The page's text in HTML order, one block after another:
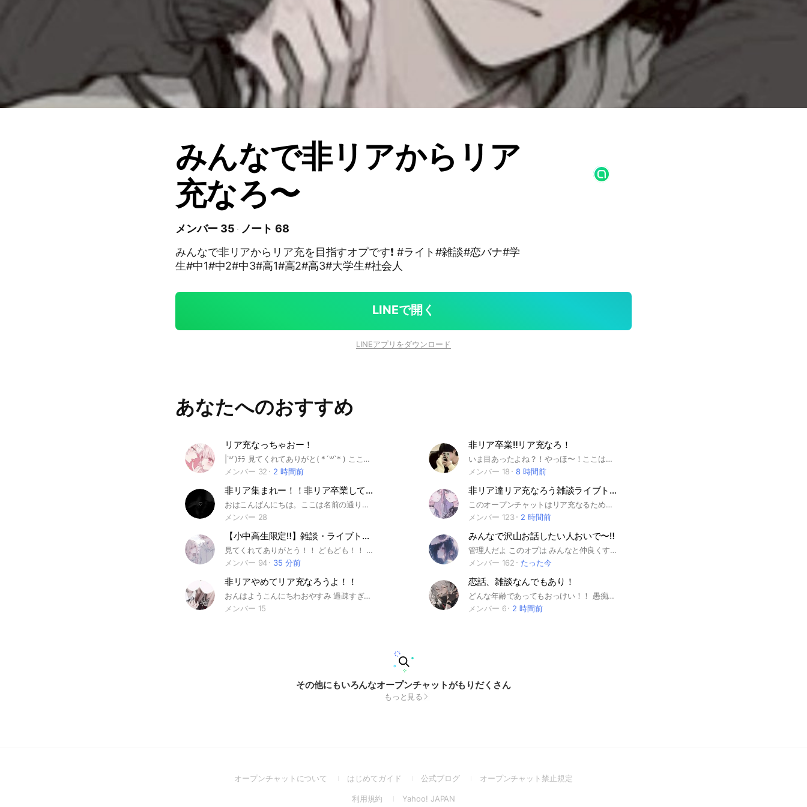
みんなで非リアからリア
充なろ〜
メンバー 35
ノート 68
みんなで非リアからリア充を目指すオプです❗️ #ライト#雑談#恋バナ#学
生#中1#中2#中3#高1#高2#高3#大学生#社会人
LINEで開く
LINEアプリをダウンロード
あなたへのおすすめ
リア充なっちゃおー！
|˙꒳​˙)ﾁﾗ 見てくれてありがと( *´꒳`* ) ここはリア充になるところ！！ それだけじゃなくて雑談や恋バナ、ペア画も出来ちゃうかも！？ 気になったら入ってくれたら嬉しいな〜(〃´ . .̫ . `) じゃあ中で待ってるよー！ ※初期アイコンは承認通さないよ！ #非リア民#リア充民#ペア画#雑談#恋バナ#リア充なっちゃお？
メンバー 32
2 時間前
非リア卒業‼️リア充なろ！
いま目あったよね？！やっほ〜！ここは非リアの人がリア充になれる場所！ここではネッ友作ってもいいし雑談もおっけ〜！みたら試しに入ってみて！ ＃非リア ＃リア充 ＃リア友 ＃雑談
メンバー 18
8 時間前
非リア集まれー！！非リア卒業してリア充なろー！
おはこんばんにちは。ここは名前の通り非リアで集まってリア充になるところです！雑談やペア画、ライブートークめちゃめちゃやってます できて間もないオプなので今入ってきたら古参だよ！100人目指してるんで入ってきてくださいお願いします！もうそろ承認制にするので入ってくるなら今のうちかも #ライブトーク#恋愛相談#雑談#学生#ペア画
メンバー 28
非リア達リア充なろう雑談ライブトーク
このオープンチャットはリア充なるためのオプです。非リア以外も全然来てください！雑談目的でも構いません！ 入ったらだいじなノートを確認お願いします。 とりあえず荒らし、悪口、下ネタはダメということだけここにかかせていただきます。 自己紹介は任意です。 ライブトークなどたくさんやっていきたいのでぜひ来てください！ #リア充#非リア#雑談#人参丸#暇人#ライブトーク#学生
メンバー 123
2 時間前
【小中高生限定‼️】雑談・ライブトーク！！
見てくれてありがとう！！ どもども！！ ここは、中高生限定のオープンチャットです！ 気軽に入ってね☆ ルールは、基本常識守ればOK⭕️ 即抜け、無言退出OK🙆‍♀️ 荒らしさんは、回れ右‼️ ※中高生じゃない人、ルール守れない人は即退場です！❌ 性別はもちろん関係なし！一緒に青春したり、勉強したり、お話ししたり、歌ったり、ゲームしたり、ペア画したり、その他いろいろ！！ ライトたくさん開こうと思ってます！ なので… 高浮上の方！！ライブトーク好きな方！！暇な方絶対来て欲しいです！！ 新規さんが少しでも浮上出来るように全力で頑張りますᕦ(ò_óˇ)ᕤ そして、悩みがある方も気軽に来てください！！相談にできる限り頑張って乗ります！ 不登校の子も気軽においで！！ また、みんなの居場所にできるように、一緒にこのオプを育てていきたいなと思っているので協力してほしいです！ ※少人数部屋あります！！😏 自分に合わなかったら全然抜けてOKなので、一回入ってみて欲しいな！！ 目指せ300人！！✨ 中で待ってるねー！！ ーーーーーーーーーーーーーーーーーーーーーー作成:12/11 #雑談#相談#恋バナ#ライブトーク#ライト#中高生#中学生#中1#中一#中2#中二#中3#中三#高校生#高1#高一#高2#高二#高3#高三#運動部#文化部#学生#不登校#アニメ#漫画#ボカロ#オタク#推し活#暇人#暇#ペア画#ネッ友#歌枠#カラオケ#勉強#男女#男子#女子#リア充#非リア#イケボ#カワボ#ショタボ#ギター#ドラム#楽器 #ゲーム好き#スプラ#フォトナ#プロセカ#Apex#ポケモン
メンバー 94
35 分前
みんなで沢山お話したい人おいで〜‼️
管理人だよ このオプは みんなと仲良くすること・仲良くなろうとすること が絶対条件❕ 喧嘩腰だったり、みんなと仲良くする気がない人は、周りから嫌われたり副官判断で蹴られる場合があります😿 ⚠️ 界隈民について 界隈民の参加はご遠慮ください。 平和民でも、身内ネタが多すぎると他のメンバーが会話に入りづらくなってしまいます💦 みんなが楽しめるオプにしたいので、ご理解お願いします🙏 💖 大歓迎な人 💖 * 荒野民 * 雑談したい子 * 暇つぶししたい子 * 惚気したい子 みんなで楽しくお話しよう❕🥳✨ 💕彼氏・彼女の惚気大歓迎❕ 恋人がいる子もいない子も気軽においで〜❕ #スプラ#スマブラ#大乱闘#Switch#荒野行動#荒野#雑談#相談#恋愛相談#リア充#非リア#彼氏#彼女#ライト#ライブトーク#暇つぶし#学生#大人#誰でも歓迎
メンバー 162
たった今
非リアやめてリア充なろうよ！！
おんはようこんにちわおやすみ 過疎すぎるので誰か盛り上げてくれる人きてほしい😘 ルールは少ないと思う❕️❕️ 即抜けちゃーーんはやめてねん たのしいからこよーね😘😘 おねーさんまってまつ😖😖😖 #リア充#クリボッチ回避#非リア#雑談
メンバー 15
恋話、雑談なんでもあり！
どんな年齢であってもおっけい！！ 愚痴とか相談事とか気軽にしにおいで 管理人基本なんでも大丈夫な人だから言いたいけど言えなくて苦しい😣とかだったら聞くよ～ まぁみんなが楽しく過ごせるオプ作ってこー！ 今入れば古参だから信頼作って副官GETかもね
メンバー 6
2 時間前
その他にもいろんなオープンチャットがもりだくさん
もっと見る
オープンチャットについて
(Openはじめてガイド
(Open
a
公式ブログ
(Openオープンチャット禁止規定(Open
利用規約
(OpenYahoo! JAPAN